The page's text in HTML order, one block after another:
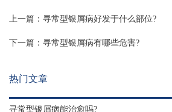
上一篇： 寻常型银屑病好发于什么部位?
下一篇： 寻常型银屑病有哪些危害?
热门文章
寻常型银屑病能治愈吗?